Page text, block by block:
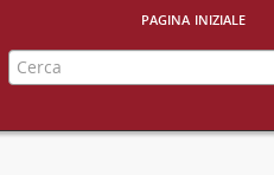
pagina iniziale